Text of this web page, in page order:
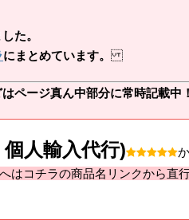
た。
にまとめています。
ページ真ん中部分に常時記載中！
人輸入代行)
はコチラの商品名リンクから直